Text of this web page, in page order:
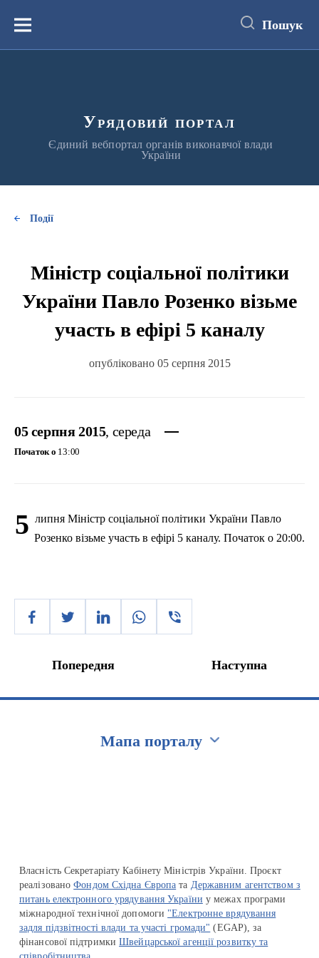
вмістуМеню Пошук
Урядовий портал
Єдиний вебпортал органів виконавчої влади
України
Події
Міністр соціальної політики
України Павло Розенко візьме
участь в ефірі 5 каналу
опубліковано 05 серпня 2015
05 серпня 2015, середа
Початок о 13:00
5 липня Міністр соціальної політики України Павло
Розенко візьме участь в ефірі 5 каналу. Початок о 20:00.
Попередня Наступна
Мапа порталу
Власність Секретаріату Кабінету Міністрів України. Проєкт
реалізованоФондом Східна Європа та Державним агентством з
питань електронного урядування України у межах програми
міжнародної технічної допомоги "Електронне врядування
задля підзвітності влади та участі громади" (EGAP), за
фінансової підтримкиШвейцарської агенції розвитку та